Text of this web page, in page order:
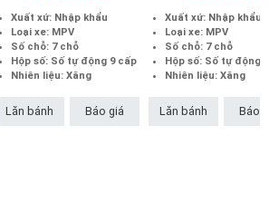
Xuất xứ: Nhập khẩu
Loại xe: MPV
Số chỗ: 7 chỗ
Hộp số: Số tự động 9 cấp
Nhiên liệu: Xăng
Lăn bánh Báo giá
Xuất xứ: Nhập khẩu
Loại xe: MPV
Số chỗ: 7 chỗ
Hộp số: Số tự động
Nhiên liệu: Xăng
Lăn bánh Báo